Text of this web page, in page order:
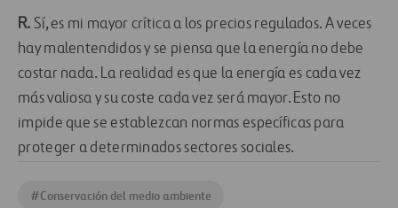
R. Sí, es mi mayor crítica a los precios regulados. A veces
hay malentendidos y se piensa que la energía no debe
costar nada. La realidad es que la energía es cada vez
más valiosa y su coste cada vez será mayor. Esto no
impide que se establezcan normas específicas para
proteger a determinados sectores sociales.
#Conservación del medio ambiente